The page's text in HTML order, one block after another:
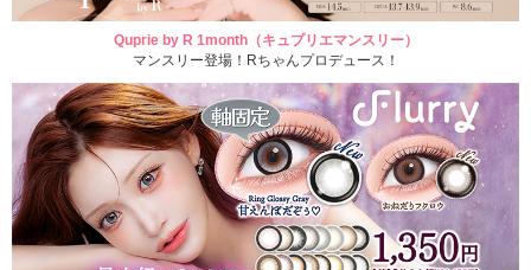
Quprie by R 1month（キュプリエマンスリー）
マンスリー登場！Rちゃんプロデュース！